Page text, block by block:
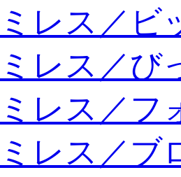
レス／ビ
レス／び
レス／フ
レス／ブ